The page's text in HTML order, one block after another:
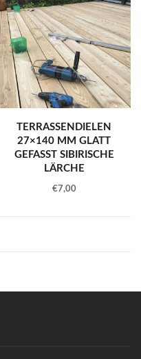
TERRASSENDIELEN
27×140 MM GLATT
GEFASST SIBIRISCHE
LÄRCHE
€7,00